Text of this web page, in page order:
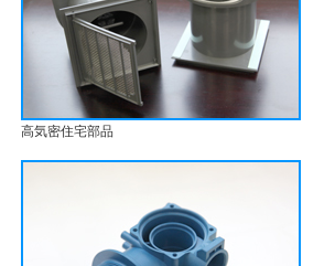
高気密住宅部品